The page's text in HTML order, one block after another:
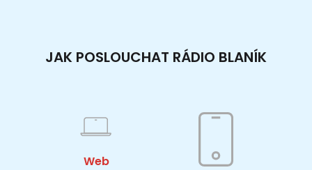
JAK POSLOUCHAT RÁDIO BLANÍK
Web